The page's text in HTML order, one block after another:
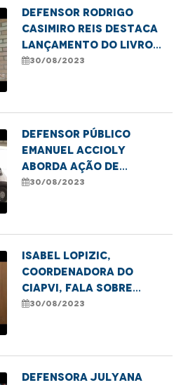
Defensor Rodrigo
Casimiro Reis destaca
lançamento do livro
"Debates
30/08/2023
Defensor público
Emanuel Accioly
aborda ação de
reconhecimento de
São Luís
30/08/2023
Isabel Lopizic,
coordenadora do
CIAPVI, fala sobre
medidas de combate à
30/08/2023
Defensora Julyana